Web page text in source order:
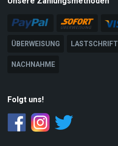
ÜBERWEISUNG LASTSCHRIFT
NACHNAHME
Folgt uns!